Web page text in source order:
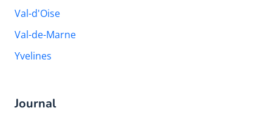
Val-d'Oise
Val-de-Marne
Yvelines
Journal